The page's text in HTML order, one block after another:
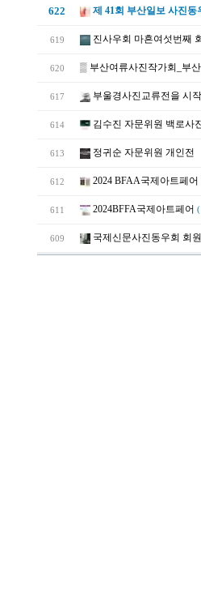
622 제 41회 부산일보 사진동
619 진사우회 마흔여섯번째
620 ▒ 부산여류사진작가회_부
617 부울경사진교류전을 시
614 김수진 자문위원 백로사
613 정귀순 자문위원 개인전
612 2024 BFAA국제아트페어
611 2024BFFA국제아트페어
609 국제신문사진동우회 회